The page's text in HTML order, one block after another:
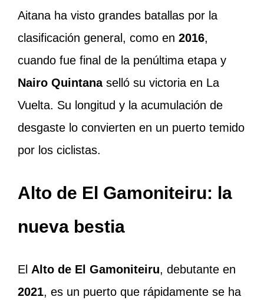
Aitana ha visto grandes batallas por la
clasificación general, como en 2016,
cuando fue final de la penúltima etapa y
Nairo Quintanaselló su victoria en La
Vuelta. Su longitud y la acumulación de
desgaste lo convierten en un puerto temido
por los ciclistas.
Alto de El Gamoniteiru: la
nueva bestia
El Alto de El Gamoniteiru, debutante en
2021, es un puerto que rápidamente se ha